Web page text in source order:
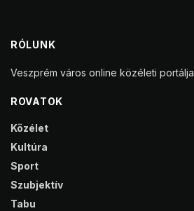
RÓLUNK
Veszprém város online közéleti portálja
ROVATOK
Közélet
Kultúra
Sport
Szubjektív
Tabu